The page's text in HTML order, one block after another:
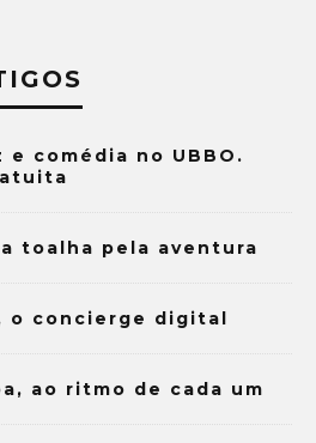
comédia no UBBO.
toalha pela aventura
o concierge digital
ao ritmo de cada um